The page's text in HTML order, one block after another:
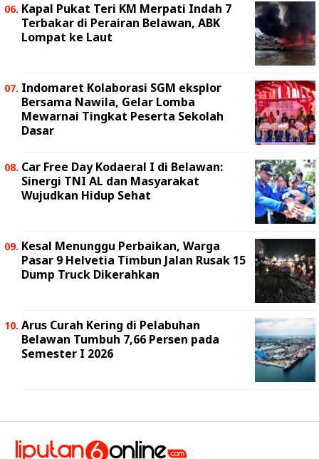
Kapal Pukat Teri KM Merpati Indah 7
Terbakar di Perairan Belawan, ABK
Lompat ke Laut
Indomaret Kolaborasi SGM eksplor
Bersama Nawila, Gelar Lomba
Mewarnai Tingkat Peserta Sekolah
Dasar
Car Free Day Kodaeral I di Belawan:
Sinergi TNI AL dan Masyarakat
Wujudkan Hidup Sehat
Kesal Menunggu Perbaikan, Warga
Pasar 9 Helvetia Timbun Jalan Rusak 15
Dump Truck Dikerahkan
Arus Curah Kering di Pelabuhan
Belawan Tumbuh 7,66 Persen pada
Semester I 2026